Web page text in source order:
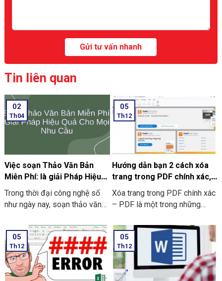
Tin liên quan
02
Th04
Việc soạn Thảo Văn Bản
Miễn Phí: là giải Pháp Hiệu
Quả Cho Mọi Nhu Cầu
Trong thời đại công nghệ số
như ngày nay, soạn thảo văn
cầu thiết yếu cho học sinh,
sinh viên, cả nhân viên văn
phòng và doanh nghiệp.
05
Th12
Hướng dẫn bạn 2 cách xóa
trang trong PDF chính xác,
nhanh chóng
Xóa trang trong PDF chính xác
– PDF là một trong những
trình chia sẻ và truyền tải
thông tin và tài liệu giữa mọi
người với nhau. Tuy vậy ở
trong quá trình thao tác, đôi lúc
người dùng sẽ muốn xóa đi
05
Th12
05
Th12